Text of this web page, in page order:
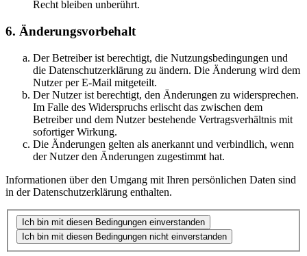
Recht bleiben unberührt.
6. Änderungsvorbehalt
Der Betreiber ist berechtigt, die Nutzungsbedingungen und
die Datenschutzerklärung zu ändern. Die Änderung wird dem
Nutzer per E-Mail mitgeteilt.
Der Nutzer ist berechtigt, den Änderungen zu widersprechen.
Im Falle des Widerspruchs erlischt das zwischen dem
Betreiber und dem Nutzer bestehende Vertragsverhältnis mit
sofortiger Wirkung.
Die Änderungen gelten als anerkannt und verbindlich, wenn
der Nutzer den Änderungen zugestimmt hat.
Informationen über den Umgang mit Ihren persönlichen Daten sind
in der Datenschutzerklärung enthalten.